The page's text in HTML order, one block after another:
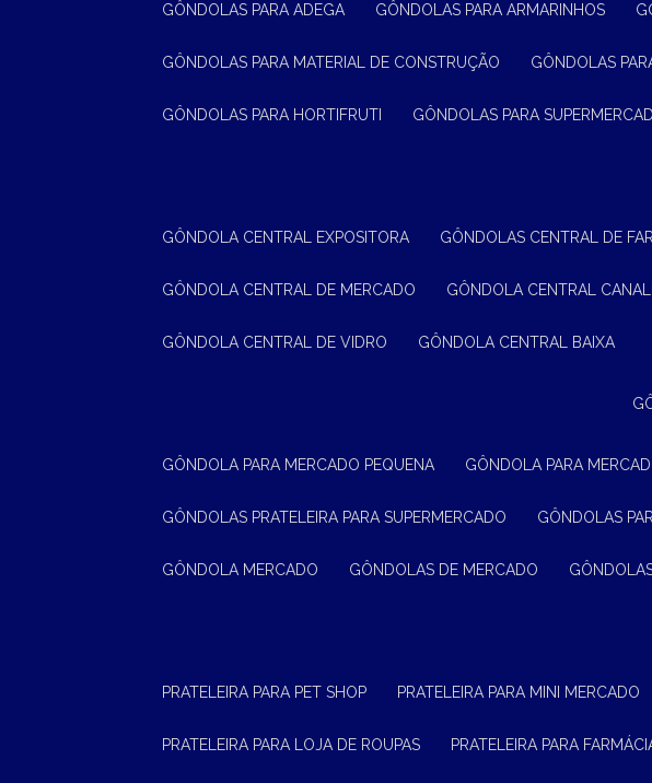
GÔNDOLAS PARA ADEGA GÔNDOLAS PARA ARMARINHOS
GÔNDOLAS PARA MATERIAL DE CONSTRUÇÃO GÔNDOLAS
GÔNDOLAS PARA HORTIFRUTI GÔNDOLAS PARA
GÔNDOLA CENTRAL EXPOSITORA GÔNDOLAS CENTRAL DE
GÔNDOLA CENTRAL DE MERCADO GÔNDOLA CENTRAL
GÔNDOLA CENTRAL DE VIDRO GÔNDOLA CENTRAL BAIXA
GÔNDOLA PARA MERCADO PEQUENA GÔNDOLA PARA
GÔNDOLAS PRATELEIRA PARA SUPERMERCADO GÔNDOLAS
GÔNDOLA MERCADO GÔNDOLAS DE MERCADO
PRATELEIRA PARA PET SHOP PRATELEIRA PARA MINI MERCADO
PRATELEIRA PARA LOJA DE ROUPAS PRATELEIRA PARA